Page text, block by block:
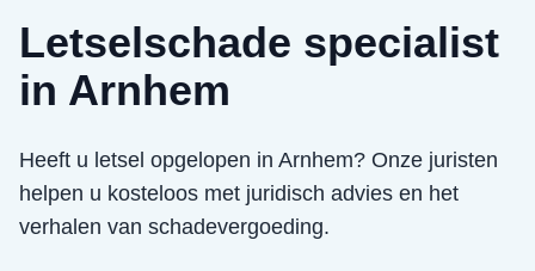
Letselschade specialist
in Arnhem
Heeft u letsel opgelopen in Arnhem? Onze juristen
helpen u kosteloos met juridisch advies en het
verhalen van schadevergoeding.